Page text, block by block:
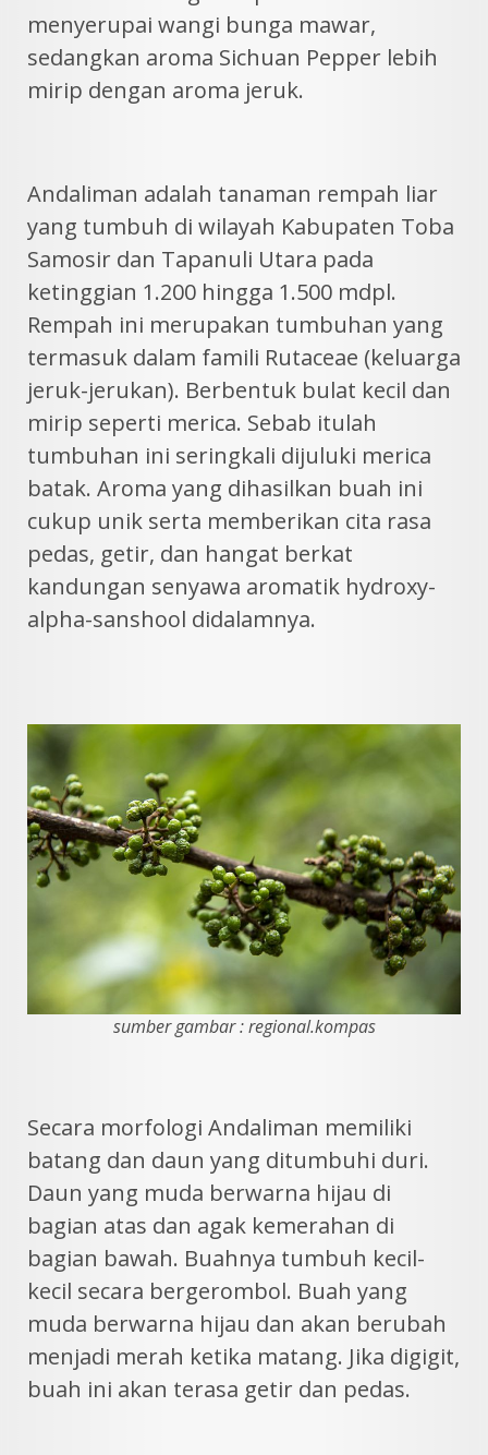
menyerupai wangi bunga mawar,
sedangkan aroma Sichuan Pepper lebih
mirip dengan aroma jeruk.
Andaliman adalah tanaman rempah liar
yang tumbuh di wilayah Kabupaten Toba
Samosir dan Tapanuli Utara pada
ketinggian 1.200 hingga 1.500 mdpl.
Rempah ini merupakan tumbuhan yang
termasuk dalam famili Rutaceae (keluarga
jeruk-jerukan). Berbentuk bulat kecil dan
mirip seperti merica. Sebab itulah
tumbuhan ini seringkali dijuluki merica
batak. Aroma yang dihasilkan buah ini
cukup unik serta memberikan cita rasa
pedas, getir, dan hangat berkat
kandungan senyawa aromatik hydroxy-
alpha-sanshool didalamnya.
sumber gambar : regional.kompas
Secara morfologi Andaliman memiliki
batang dan daun yang ditumbuhi duri.
Daun yang muda berwarna hijau di
bagian atas dan agak kemerahan di
bagian bawah. Buahnya tumbuh kecil-
kecil secara bergerombol. Buah yang
muda berwarna hijau dan akan berubah
menjadi merah ketika matang. Jika digigit,
buah ini akan terasa getir dan pedas.